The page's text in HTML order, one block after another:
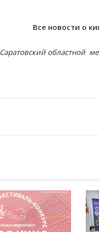
Все новости о
Саратовский областной